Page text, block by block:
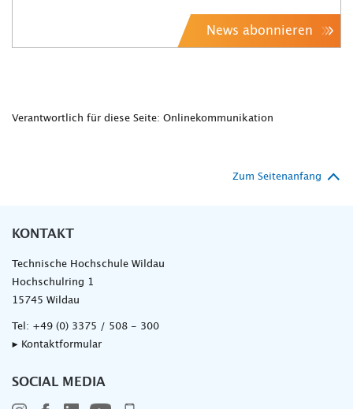
News abonnieren
Verantwortlich für diese Seite: Onlinekommunikation
Zum Seitenanfang
KONTAKT
Technische Hochschule Wildau
Hochschulring 1
15745 Wildau
Tel: +49 (0) 3375 / 508 - 300
▸ Kontaktformular
SOCIAL MEDIA